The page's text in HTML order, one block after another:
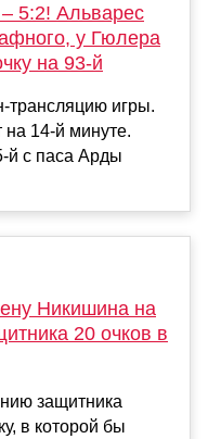
5:2! Альварес
у Гюлера
на 93-й
трансляцию игры.
14-й минуте.
й с паса Арды
Никишина на
20 очков в
защитника
в которой бы